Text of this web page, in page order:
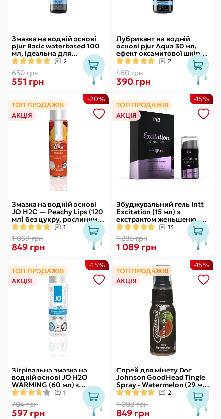
Змазка на водній основі
pjur Basic waterbased 100
мл, ідеальна для
новачків, найкраща ціна/
якість
2
650 грн
551 грн
Лубрикант на водній
основі pjur Aqua 30 мл,
ефект оксамитової шкіри
без прилипання
2
460 грн
390 грн
ТОП ПРОДАЖІВ
АКЦІЯ
Змазка на водній основі
JO H2O — Peachy Lips (120
мл) без цукру, рослинний
гліцерин
1
1 059 грн
-20%
849 грн
ТОП ПРОДАЖІВ
АКЦІЯ
Збуджувальний гель Intt
Excitation (15 мл) з
екстрактом женьшеню, з
ефектом вібрації
13
1 285 грн
-15%
1 089 грн
ТОП ПРОДАЖІВ
АКЦІЯ
Зігрівальна змазка на
водній основі JO H2O
WARMING (60 мл) з
екстрактом перцевої
м’яти
1
704 грн
-15%
597 грн
ТОП ПРОДАЖІВ
АКЦІЯ
Спрей для мінету Doc
Johnson GoodHead Tingle
Spray - Watermelon (29 мл)
зі стимулювальним
ефектом
2
1 002 грн
-15%
849 грн